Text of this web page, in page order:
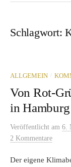
Schlagwort:
ALLGEMEIN /
Von Rot-
in
Veröffentlicht am 6.
2 Kommentare
Der eigene